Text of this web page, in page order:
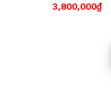
3,800,000₫